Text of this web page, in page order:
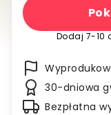
Dodaj 7-10
30-dniowa
Bezpłatna